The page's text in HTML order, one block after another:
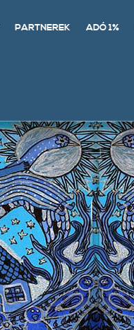
PARTNEREK ADÓ 1%